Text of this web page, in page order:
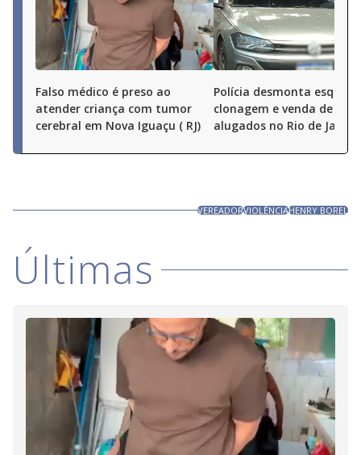
Falso médico é preso ao
atender criança com tumor
cerebral em Nova Iguaçu ( RJ)
Polícia desmonta
clonagem e venda de
alugados no Rio de
VEREADORVIOLÊNCIAHENRY BOREL
Últimas